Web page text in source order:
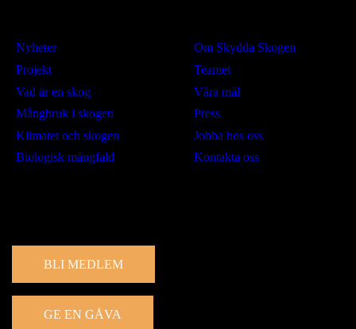
Nyheter
Projekt
Vad är en skog
Mångbruk i skogen
Klimatet och skogen
Biologisk mångfald
Om Skydda Skogen
Teamet
Våra mål
Press
Jobba hos oss
Kontakta oss
BLI MEDLEM
GE EN GÅVA